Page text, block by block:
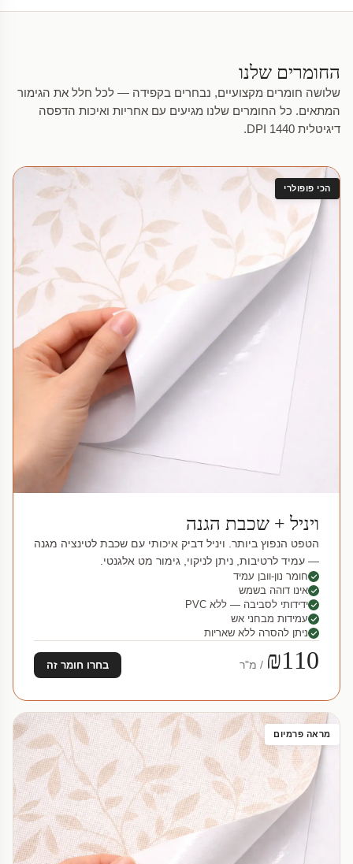
החומרים שלנו
שלושה חומרים מקצועיים, נבחרים בקפידה — לכל חלל את הגימור
המתאים. כל החומרים שלנו מגיעים עם אחריות ואיכות הדפסה
דיגיטלית 1440 DPI.
הכי פופולרי
ויניל + שכבת הגנה
הטפט הנפוץ ביותר. ויניל דביק איכותי עם שכבת לטינציה מגנה
— עמיד לרטיבות, ניתן לניקוי, גימור מט אלגנטי.
חומר נון-וובן עמיד
אינו דוהה בשמש
ידידותי לסביבה — ללא PVC
עמידות מבחני אש
ניתן להסרה ללא שאריות
₪110 / מ"ר בחרו חומר זה
מראה פרמיום